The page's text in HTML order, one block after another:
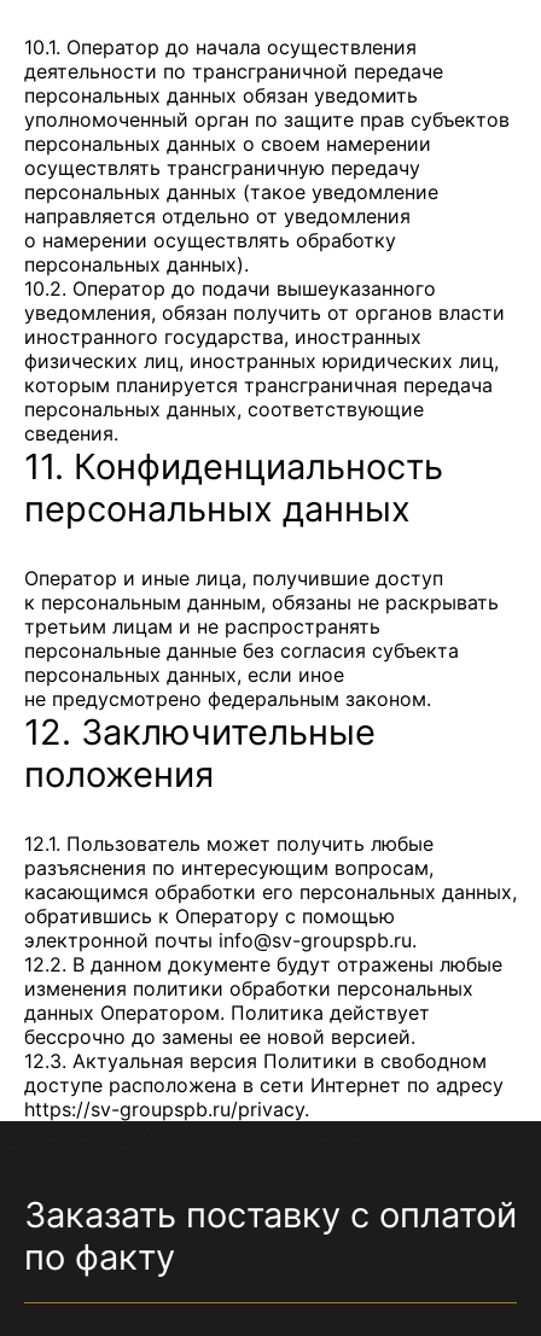
10.1. Оператор до начала осуществления
деятельности по трансграничной передаче
персональных данных обязан уведомить
уполномоченный орган по защите прав субъектов
персональных данных о своем намерении
осуществлять трансграничную передачу
персональных данных (такое уведомление
направляется отдельно от уведомления
о намерении осуществлять обработку
персональных данных).
10.2. Оператор до подачи вышеуказанного
уведомления, обязан получить от органов власти
иностранного государства, иностранных
физических лиц, иностранных юридических лиц,
которым планируется трансграничная передача
персональных данных, соответствующие
сведения.
11. Конфиденциальность
персональных данных
Оператор и иные лица, получившие доступ
к персональным данным, обязаны не раскрывать
третьим лицам и не распространять
персональные данные без согласия субъекта
персональных данных, если иное
не предусмотрено федеральным законом.
12. Заключительные
положения
12.1. Пользователь может получить любые
разъяснения по интересующим вопросам,
касающимся обработки его персональных данных,
обратившись к Оператору с помощью
электронной почты info@sv-groupspb.ru.
12.2. В данном документе будут отражены любые
изменения политики обработки персональных
данных Оператором. Политика действует
бессрочно до замены ее новой версией.
12.3. Актуальная версия Политики в свободном
доступе расположена в сети Интернет по адресу
https://sv-groupspb.ru/privacy.
Заказать поставку с оплатой
по факту